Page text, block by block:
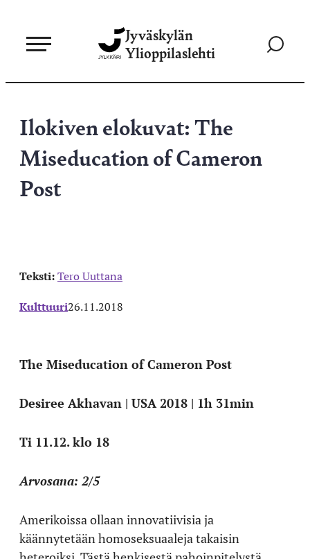
sisältöön
Jyväskylän
Ylioppilaslehti
Siirry
Ilokiven elokuvat: The
Miseducation of Cameron
Post
Teksti:Tero Uuttana
Kulttuuri26.11.2018
The Miseducation of Cameron Post
Desiree Akhavan | USA 2018 | 1h 31min
Ti 11.12. klo 18
Arvosana: 2/5
Amerikoissa ollaan innovatiivisia ja
käännytetään homoseksuaaleja takaisin